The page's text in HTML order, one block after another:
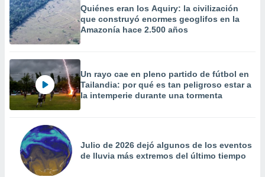
Quiénes eran los Aquiry: la civilización
que construyó enormes geoglifos en la
Amazonía hace 2.500 años
Un rayo cae en pleno partido de fútbol en
Tailandia: por qué es tan peligroso estar a
la intemperie durante una tormenta
Julio de 2026 dejó algunos de los eventos
de lluvia más extremos del último tiempo